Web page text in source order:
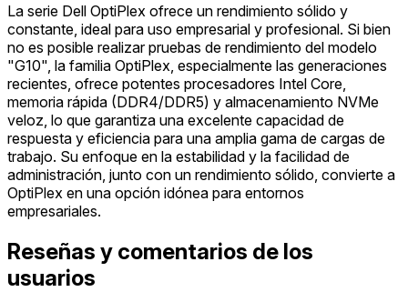
La serie Dell OptiPlex ofrece un rendimiento sólido y
constante, ideal para uso empresarial y profesional. Si bien
no es posible realizar pruebas de rendimiento del modelo
"G10", la familia OptiPlex, especialmente las generaciones
recientes, ofrece potentes procesadores Intel Core,
memoria rápida (DDR4/DDR5) y almacenamiento NVMe
veloz, lo que garantiza una excelente capacidad de
respuesta y eficiencia para una amplia gama de cargas de
trabajo. Su enfoque en la estabilidad y la facilidad de
administración, junto con un rendimiento sólido, convierte a
OptiPlex en una opción idónea para entornos
empresariales.
Reseñas y comentarios de los
usuarios